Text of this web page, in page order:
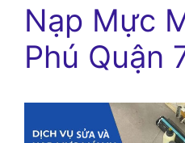
Nạp Mực
Phú Quận